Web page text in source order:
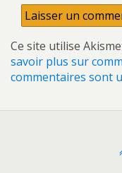
Ce site utilise
savoir plus sur
commentaires sont